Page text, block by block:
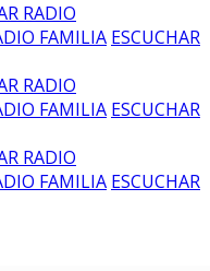
RADIO
FAMILIA ESCUCHAR
RADIO
FAMILIA ESCUCHAR
RADIO
FAMILIA ESCUCHAR